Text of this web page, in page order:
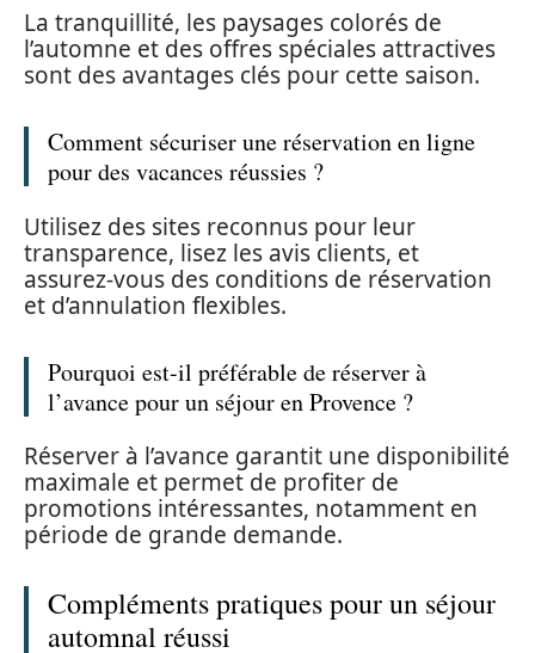
La tranquillité, les paysages colorés de
l’automne et des offres spéciales attractives
sont des avantages clés pour cette saison.
Comment sécuriser une réservation en ligne
pour des vacances réussies ?
Utilisez des sites reconnus pour leur
transparence, lisez les avis clients, et
assurez-vous des conditions de réservation
et d’annulation flexibles.
Pourquoi est-il préférable de réserver à
l’avance pour un séjour en Provence ?
Réserver à l’avance garantit une disponibilité
maximale et permet de profiter de
promotions intéressantes, notamment en
période de grande demande.
Compléments pratiques pour un séjour
automnal réussi